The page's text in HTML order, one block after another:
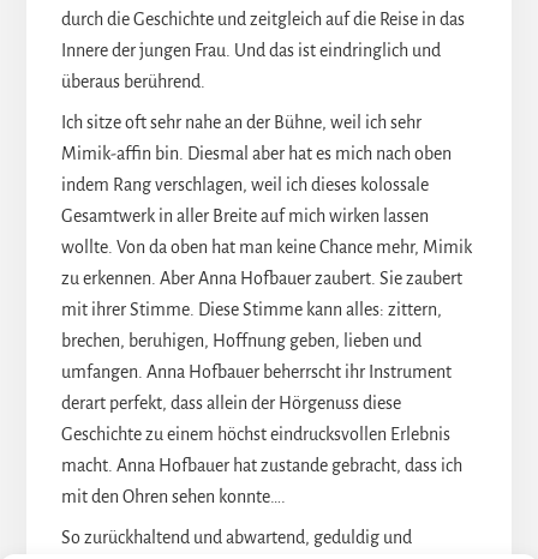
durch die Geschichte und zeitgleich auf die Reise in das
Innere der jungen Frau. Und das ist eindringlich und
überaus berührend.
Ich sitze oft sehr nahe an der Bühne, weil ich sehr
Mimik-affin bin. Diesmal aber hat es mich nach oben
indem Rang verschlagen, weil ich dieses kolossale
Gesamtwerk in aller Breite auf mich wirken lassen
wollte. Von da oben hat man keine Chance mehr, Mimik
zu erkennen. Aber Anna Hofbauer zaubert. Sie zaubert
mit ihrer Stimme. Diese Stimme kann alles: zittern,
brechen, beruhigen, Hoffnung geben, lieben und
umfangen. Anna Hofbauer beherrscht ihr Instrument
derart perfekt, dass allein der Hörgenuss diese
Geschichte zu einem höchst eindrucksvollen Erlebnis
macht. Anna Hofbauer hat zustande gebracht, dass ich
mit den Ohren sehen konnte….
So zurückhaltend und abwartend, geduldig und